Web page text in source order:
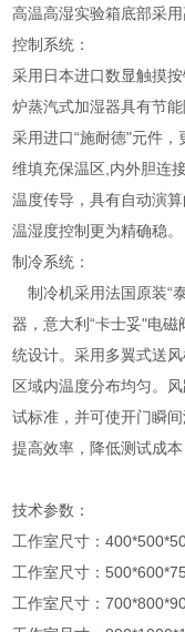
高温高湿实验箱底部采
控制系统：
采用日本进口数显触摸
炉蒸汽式加湿器具有节
采用进口“施耐德"元件
维填充保温区,内外胆连
温度传导，具有自动演
温湿度控制更为精确稳。
制冷系统：
制冷机采用法国原装“
器，意大利“卡士妥"电
统设计。采用多翼式送
区域内温度分布均匀。
试标准，并可使开门瞬
提高效率，降低测试成
技术参数：
工作室尺寸：
工作室尺寸：
工作室尺寸：